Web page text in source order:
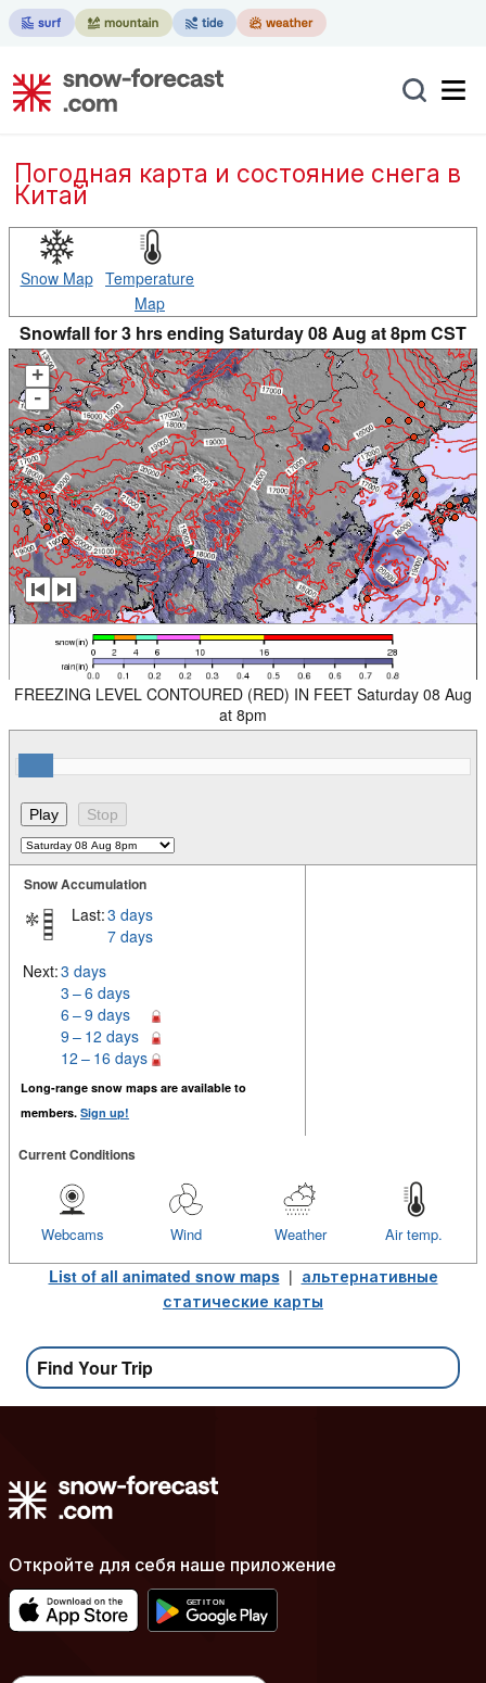
Погодная карта и состояние снега в
Китай
Snow Map Temperature
Map
Snowfall for 3 hrs ending Saturday 08 Aug at 8pm CST
+
-
FREEZING LEVEL CONTOURED (RED) IN FEET Saturday 08 Aug
at 8pm
Snow Accumulation
Last:3 days
7 days
Next:3 days
3 – 6 days
6 – 9 days
9 – 12 days
12 – 16 days
Long-range snow maps are available to
members. Sign up!
Current Conditions
Air temp.
Weather
Wind
Webcams
List of all animated snow maps| альтернативные
статические карты
Find Your Trip
Откройте для себя наше приложение